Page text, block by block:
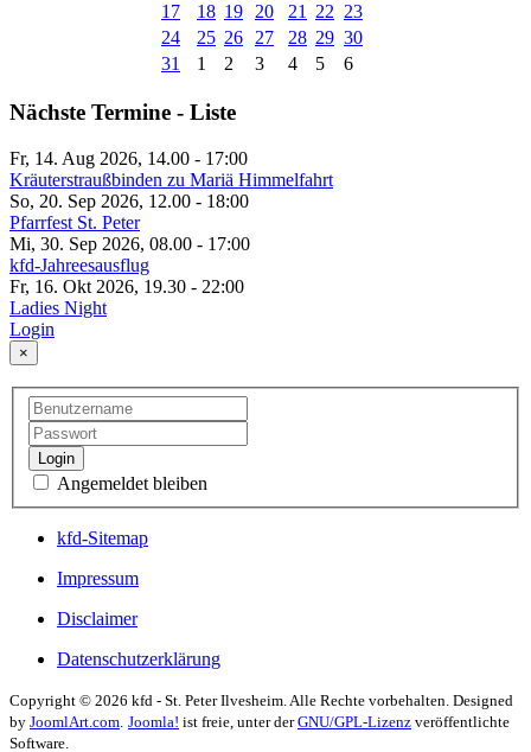
17
18 19 20 21 22 23
24
25 26 27 28 29 30
31
1 2 3 4 5 6
Nächste Termine - Liste
Fr, 14. Aug 2026, 14.00 - 17:00
Kräuterstraußbinden zu Mariä Himmelfahrt
So, 20. Sep 2026, 12.00 - 18:00
Pfarrfest St. Peter
Mi, 30. Sep 2026, 08.00 - 17:00
kfd-Jahreesausflug
Fr, 16. Okt 2026, 19.30 - 22:00
Ladies Night
Login
×
Login
Angemeldet bleiben
kfd-Sitemap
Impressum
Disclaimer
Datenschutzerklärung
Copyright © 2026 kfd - St. Peter Ilvesheim. Alle Rechte vorbehalten. Designed
by JoomlArt.com. Joomla! ist freie, unter derGNU/GPL-Lizenz veröffentlichte
Software.